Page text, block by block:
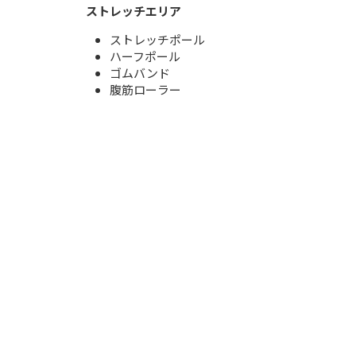
ストレッチエリア
ストレッチポール
ハーフポール
ゴムバンド
腹筋ローラー